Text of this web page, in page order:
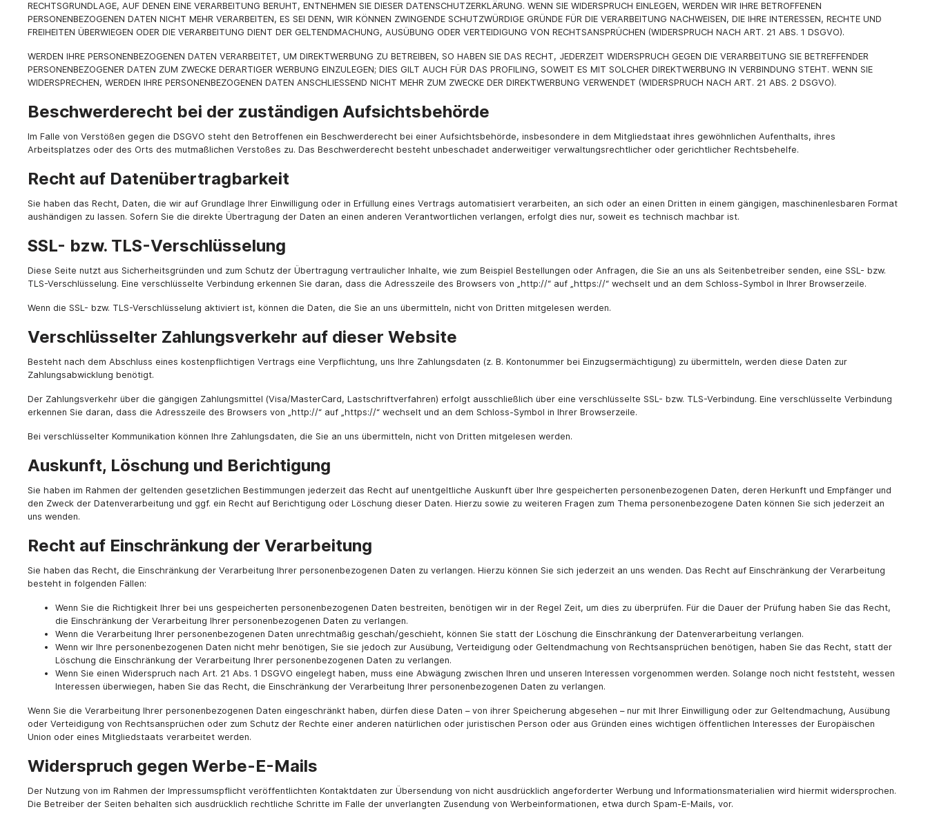
RECHTSGRUNDLAGE, AUF DENEN EINE VERARBEITUNG BERUHT, ENTNEHMEN SIE DIESER DATENSCHUTZERKLÄRUNG. WENN SIE WIDERSPRUCH EINLEGEN, WERDEN WIR IHRE BETROFFENEN
PERSONENBEZOGENEN DATEN NICHT MEHR VERARBEITEN, ES SEI DENN, WIR KÖNNEN ZWINGENDE SCHUTZWÜRDIGE GRÜNDE FÜR DIE VERARBEITUNG NACHWEISEN, DIE IHRE INTERESSEN, RECHTE UND
FREIHEITEN ÜBERWIEGEN ODER DIE VERARBEITUNG DIENT DER GELTENDMACHUNG, AUSÜBUNG ODER VERTEIDIGUNG VON RECHTSANSPRÜCHEN (WIDERSPRUCH NACH ART. 21 ABS. 1 DSGVO).
WERDEN IHRE PERSONENBEZOGENEN DATEN VERARBEITET, UM DIREKTWERBUNG ZU BETREIBEN, SO HABEN SIE DAS RECHT, JEDERZEIT WIDERSPRUCH GEGEN DIE VERARBEITUNG SIE BETREFFENDER
PERSONENBEZOGENER DATEN ZUM ZWECKE DERARTIGER WERBUNG EINZULEGEN; DIES GILT AUCH FÜR DAS PROFILING, SOWEIT ES MIT SOLCHER DIREKTWERBUNG IN VERBINDUNG STEHT. WENN SIE
WIDERSPRECHEN, WERDEN IHRE PERSONENBEZOGENEN DATEN ANSCHLIESSEND NICHT MEHR ZUM ZWECKE DER DIREKTWERBUNG VERWENDET (WIDERSPRUCH NACH ART. 21 ABS. 2 DSGVO).
Beschwerde­recht bei der zuständigen Aufsichts­behörde
Im Falle von Verstößen gegen die DSGVO steht den Betroffenen ein Beschwerderecht bei einer Aufsichtsbehörde, insbesondere in dem Mitgliedstaat ihres gewöhnlichen Aufenthalts, ihres
Arbeitsplatzes oder des Orts des mutmaßlichen Verstoßes zu. Das Beschwerderecht besteht unbeschadet anderweitiger verwaltungsrechtlicher oder gerichtlicher Rechtsbehelfe.
Recht auf Daten­übertrag­barkeit
Sie haben das Recht, Daten, die wir auf Grundlage Ihrer Einwilligung oder in Erfüllung eines Vertrags automatisiert verarbeiten, an sich oder an einen Dritten in einem gängigen, maschinenlesbaren Format
aushändigen zu lassen. Sofern Sie die direkte Übertragung der Daten an einen anderen Verantwortlichen verlangen, erfolgt dies nur, soweit es technisch machbar ist.
SSL- bzw. TLS-Verschlüsselung
Diese Seite nutzt aus Sicherheitsgründen und zum Schutz der Übertragung vertraulicher Inhalte, wie zum Beispiel Bestellungen oder Anfragen, die Sie an uns als Seitenbetreiber senden, eine SSL- bzw.
TLS-Verschlüsselung. Eine verschlüsselte Verbindung erkennen Sie daran, dass die Adresszeile des Browsers von „http://“ auf „https://“ wechselt und an dem Schloss-Symbol in Ihrer Browserzeile.
Wenn die SSL- bzw. TLS-Verschlüsselung aktiviert ist, können die Daten, die Sie an uns übermitteln, nicht von Dritten mitgelesen werden.
Verschlüsselter Zahlungsverkehr auf dieser Website
Besteht nach dem Abschluss eines kostenpflichtigen Vertrags eine Verpflichtung, uns Ihre Zahlungsdaten (z. B. Kontonummer bei Einzugsermächtigung) zu übermitteln, werden diese Daten zur
Zahlungsabwicklung benötigt.
Der Zahlungsverkehr über die gängigen Zahlungsmittel (Visa/MasterCard, Lastschriftverfahren) erfolgt ausschließlich über eine verschlüsselte SSL- bzw. TLS-Verbindung. Eine verschlüsselte Verbindung
erkennen Sie daran, dass die Adresszeile des Browsers von „http://“ auf „https://“ wechselt und an dem Schloss-Symbol in Ihrer Browserzeile.
Bei verschlüsselter Kommunikation können Ihre Zahlungsdaten, die Sie an uns übermitteln, nicht von Dritten mitgelesen werden.
Auskunft, Löschung und Berichtigung
Sie haben im Rahmen der geltenden gesetzlichen Bestimmungen jederzeit das Recht auf unentgeltliche Auskunft über Ihre gespeicherten personenbezogenen Daten, deren Herkunft und Empfänger und
den Zweck der Datenverarbeitung und ggf. ein Recht auf Berichtigung oder Löschung dieser Daten. Hierzu sowie zu weiteren Fragen zum Thema personenbezogene Daten können Sie sich jederzeit an
uns wenden.
Recht auf Einschränkung der Verarbeitung
Sie haben das Recht, die Einschränkung der Verarbeitung Ihrer personenbezogenen Daten zu verlangen. Hierzu können Sie sich jederzeit an uns wenden. Das Recht auf Einschränkung der Verarbeitung
besteht in folgenden Fällen:
Wenn Sie die Richtigkeit Ihrer bei uns gespeicherten personenbezogenen Daten bestreiten, benötigen wir in der Regel Zeit, um dies zu überprüfen. Für die Dauer der Prüfung haben Sie das Recht,
die Einschränkung der Verarbeitung Ihrer personenbezogenen Daten zu verlangen.
Wenn die Verarbeitung Ihrer personenbezogenen Daten unrechtmäßig geschah/geschieht, können Sie statt der Löschung die Einschränkung der Datenverarbeitung verlangen.
Wenn wir Ihre personenbezogenen Daten nicht mehr benötigen, Sie sie jedoch zur Ausübung, Verteidigung oder Geltendmachung von Rechtsansprüchen benötigen, haben Sie das Recht, statt der
Löschung die Einschränkung der Verarbeitung Ihrer personenbezogenen Daten zu verlangen.
Wenn Sie einen Widerspruch nach Art. 21 Abs. 1 DSGVO eingelegt haben, muss eine Abwägung zwischen Ihren und unseren Interessen vorgenommen werden. Solange noch nicht feststeht, wessen
Interessen überwiegen, haben Sie das Recht, die Einschränkung der Verarbeitung Ihrer personenbezogenen Daten zu verlangen.
Wenn Sie die Verarbeitung Ihrer personenbezogenen Daten eingeschränkt haben, dürfen diese Daten – von ihrer Speicherung abgesehen – nur mit Ihrer Einwilligung oder zur Geltendmachung, Ausübung
oder Verteidigung von Rechtsansprüchen oder zum Schutz der Rechte einer anderen natürlichen oder juristischen Person oder aus Gründen eines wichtigen öffentlichen Interesses der Europäischen
Union oder eines Mitgliedstaats verarbeitet werden.
Widerspruch gegen Werbe-E-Mails
Der Nutzung von im Rahmen der Impressumspflicht veröffentlichten Kontaktdaten zur Übersendung von nicht ausdrücklich angeforderter Werbung und Informationsmaterialien wird hiermit widersprochen.
Die Betreiber der Seiten behalten sich ausdrücklich rechtliche Schritte im Falle der unverlangten Zusendung von Werbeinformationen, etwa durch Spam-E-Mails, vor.